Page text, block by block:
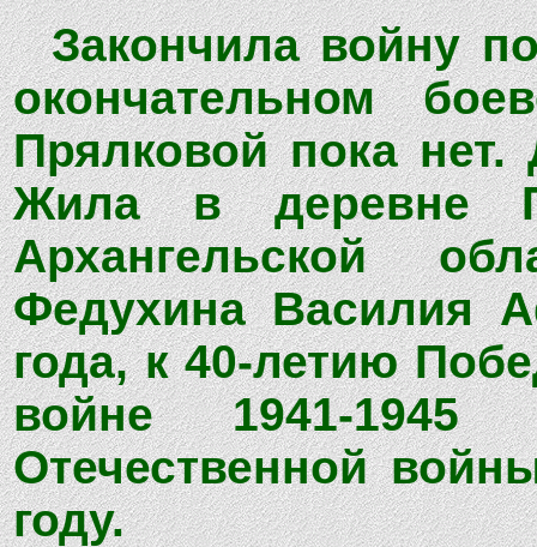
Закончила войну
окончательном
Прялковой пока нет.
Жила в деревне
Архангельской
Федухина Василия
года, к 40-летию
войне 1941-1945
Отечественной
году.